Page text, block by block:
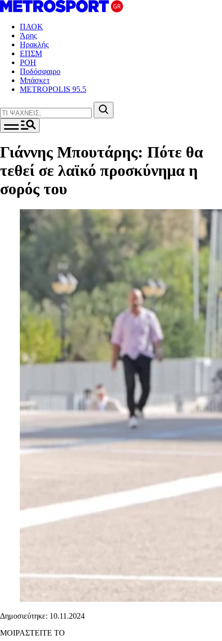
ΠΑΟΚ
Άρης
Ηρακλής
ΕΠΣΜ
ΡΟΗ
Ποδόσφαιρο
Μπάσκετ
METROPOLIS 95.5
Γιάννης Μπουτάρης: Πότε θα
τεθεί σε λαϊκό προσκύνημα η
σορός του
Δημοσιεύτηκε: 10.11.2024
ΜΟΙΡΑΣΤΕΙΤΕ ΤΟ